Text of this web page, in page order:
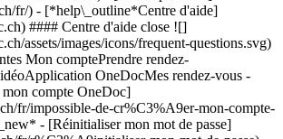
fr/) - [*help\_outline*Centre d'aide]
#### Centre d'aide close ![]
assets/images/icons/frequent-questions.svg)
Mon comptePrendre rendez-
OneDocMes rendez-vous -
compte OneDoc]
fr/impossible-de-cr%C3%A9er-mon-compte-
- [Réinitialiser mon mot de passe]